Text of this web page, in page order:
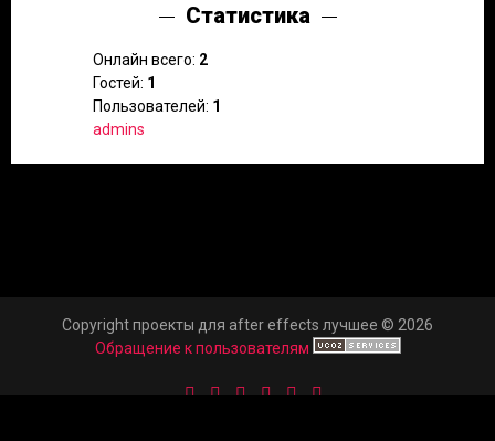
Статистика
Онлайн всего: 2
Гостей: 1
Пользователей: 1
admins
Copyright проекты для after effects лучшее © 2026
Обращение к пользователям